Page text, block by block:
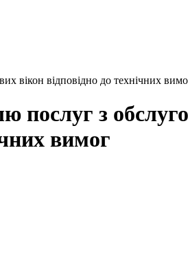
вікон відповідно до технічних
послуг з
вимог